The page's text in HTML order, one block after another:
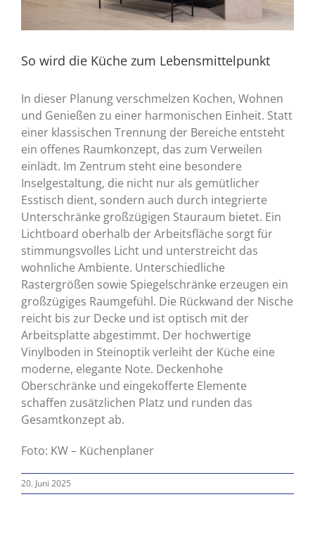
So wird die Küche zum Lebensmittelpunkt
In dieser Planung verschmelzen Kochen, Wohnen
und Genießen zu einer harmonischen Einheit. Statt
einer klassischen Trennung der Bereiche entsteht
ein offenes Raumkonzept, das zum Verweilen
einlädt. Im Zentrum steht eine besondere
Inselgestaltung, die nicht nur als gemütlicher
Esstisch dient, sondern auch durch integrierte
Unterschränke großzügigen Stauraum bietet. Ein
Lichtboard oberhalb der Arbeitsfläche sorgt für
stimmungsvolles Licht und unterstreicht das
wohnliche Ambiente. Unterschiedliche
Rastergrößen sowie Spiegelschränke erzeugen ein
großzügiges Raumgefühl. Die Rückwand der Nische
reicht bis zur Decke und ist optisch mit der
Arbeitsplatte abgestimmt. Der hochwertige
Vinylboden in Steinoptik verleiht der Küche eine
moderne, elegante Note. Deckenhohe
Oberschränke und eingekofferte Elemente
schaffen zusätzlichen Platz und runden das
Gesamtkonzept ab.
Foto: KW – Küchenplaner
20. Juni 2025